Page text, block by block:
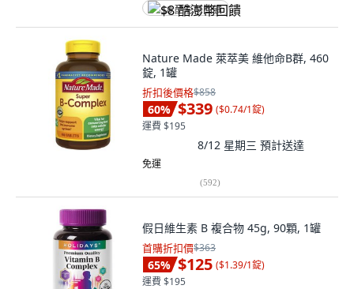
$8 酷澎幣回饋
Nature Made 萊萃美 維他命B群, 460
錠, 1罐
折扣後價格$858
60% $339 ($0.74/1錠)
運費 $195
8/12 星期三 預計送達
免運
(592)
假日維生素 B 複合物 45g, 90顆, 1罐
首購折扣價$363
65% $125 ($1.39/1錠)
運費 $195